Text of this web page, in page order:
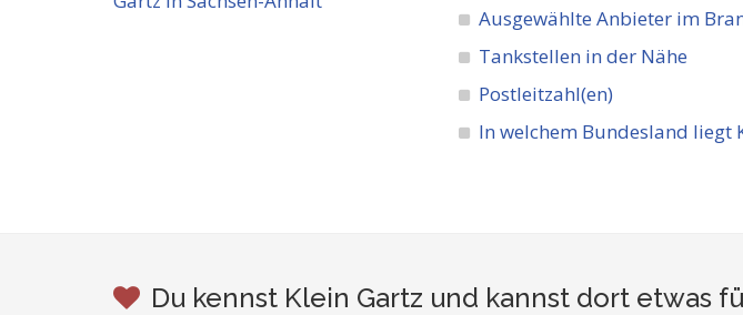
Ausgewählte Anbieter im
Tankstellen in der Nähe
Postleitzahl(en)
In welchem Bundesland liegt
Du kennst Klein Gartz und kannst dort etwas